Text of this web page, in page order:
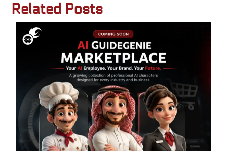
Related Posts